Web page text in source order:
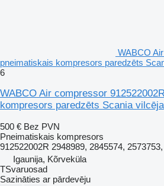
WABCO
pneimatiskais kompresors paredzēts
6
WABCO Air compressor
kompresors paredzēts Scania vilcēja
500 € Bez PVN
Pneimatiskais kompresors
912522002R 2948989, 2845574,
Igaunija, Kõrveküla
TSvaruosad
Sazināties ar pārdevēju